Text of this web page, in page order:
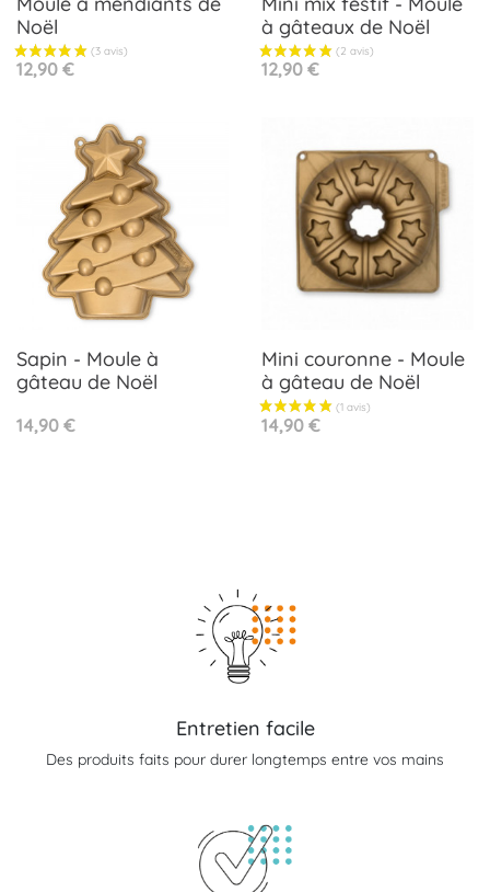
Noël
Prix
12,90 €
à gâteaux de Noël
Prix
12,90 €
Sapin - Moule à
gâteau de Noël
Prix
14,90 €
Mini couronne - Moule
à gâteau de Noël
Prix
14,90 €
Entretien facile
Des produits faits pour durer longtemps entre vos mains